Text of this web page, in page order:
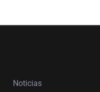
Noticias